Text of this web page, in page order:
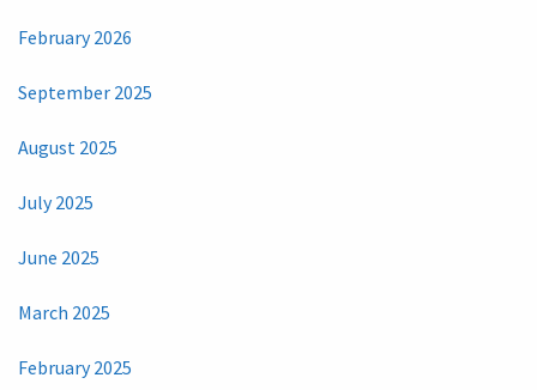
February 2026
September 2025
August 2025
July 2025
June 2025
March 2025
February 2025